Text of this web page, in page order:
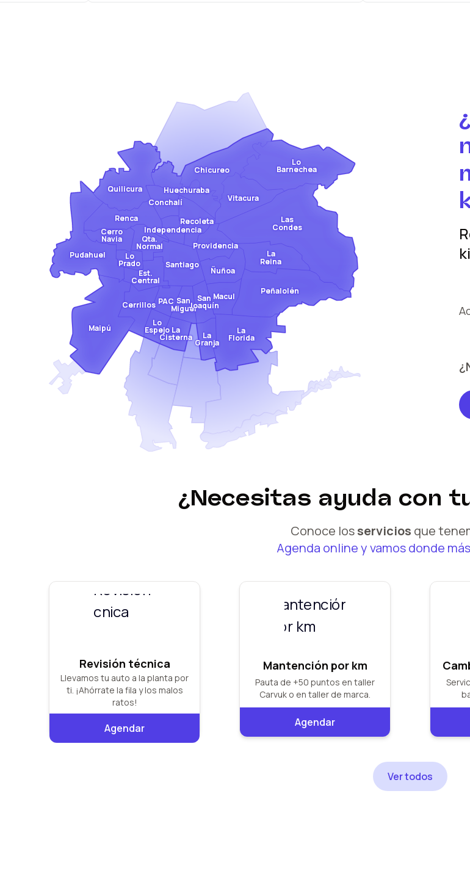
Chicureo
Maipú
Cerrillos
Est.
Central
Pudahuel Lo
Prado
Cerro
Navia
Santiago
Renca
Qta.
Normal
Recoleta
Independencia
Quilicura
Conchalí
La
Cisterna
Lo
Espejo
PAC San
Miguel
La
Granja
San
Joaquín
Providencia
Ñuñoa
La
Reina
Macul
La
Florida
Peñalolén
Las
Condes
Vitacura
Lo
Barnechea
Huechuraba
¿Necesitas ayuda con
Conoce losservicios que
Agenda online y vamos donde
Revisión técnica
Llevamos tu auto a la planta por
ti. ¡Ahórrate la fila y los malos
ratos!
Agendar
Mantención por km
Pauta de +50 puntos en taller
Carvuk o en taller de marca.
Agendar
Ver todos